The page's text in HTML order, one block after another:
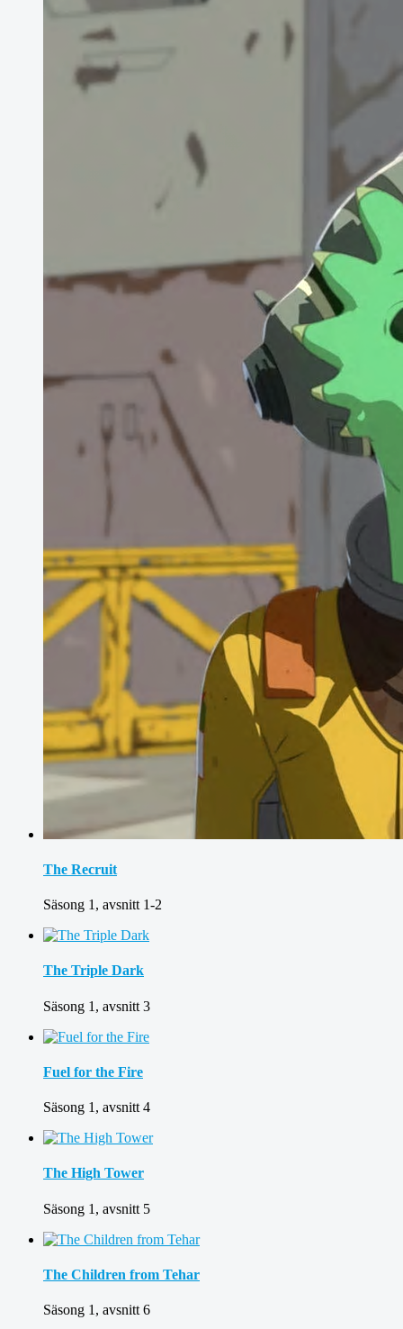
The Recruit
Säsong 1, avsnitt 1-2
The Triple Dark
Säsong 1, avsnitt 3
Fuel for the Fire
Säsong 1, avsnitt 4
The High Tower
Säsong 1, avsnitt 5
The Children from Tehar
Säsong 1, avsnitt 6